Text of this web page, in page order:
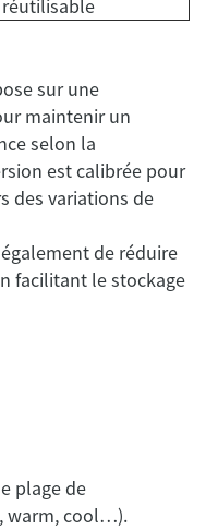
sur une
maintenir un
selon la
est calibrée pour
des variations de
de réduire
facilitant le stockage
plage de
warm, cool…).